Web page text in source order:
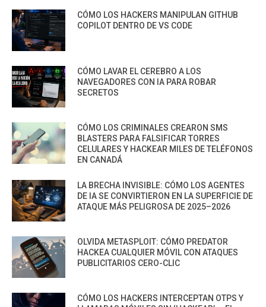
CÓMO LOS HACKERS MANIPULAN GITHUB
COPILOT DENTRO DE VS CODE
CÓMO LAVAR EL CEREBRO A LOS
NAVEGADORES CON IA PARA ROBAR
SECRETOS
CÓMO LOS CRIMINALES CREARON SMS
BLASTERS PARA FALSIFICAR TORRES
CELULARES Y HACKEAR MILES DE TELÉFONOS
EN CANADÁ
LA BRECHA INVISIBLE: CÓMO LOS AGENTES
DE IA SE CONVIRTIERON EN LA SUPERFICIE DE
ATAQUE MÁS PELIGROSA DE 2025–2026
OLVIDA METASPLOIT: CÓMO PREDATOR
HACKEA CUALQUIER MÓVIL CON ATAQUES
PUBLICITARIOS CERO-CLIC
CÓMO LOS HACKERS INTERCEPTAN OTPS Y